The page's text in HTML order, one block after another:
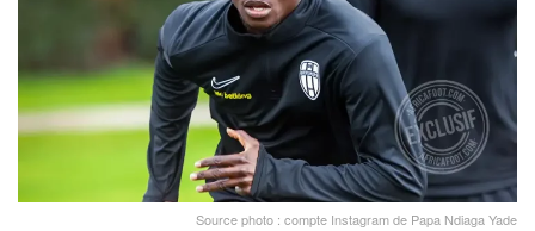
Source photo : compte Instagram de Papa Ndiaga Yade